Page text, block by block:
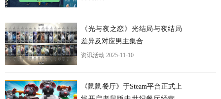
《光与夜之恋》光结局与夜结局
差异及对应男主集合
资讯活动 2025-11-10
《鼠鼠餐厅》于Steam平台正式上